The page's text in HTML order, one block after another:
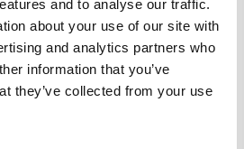
and to analyse our traffic.
about your use of our site with
and analytics partners who
information that you’ve
they’ve collected from your use
NYT SLIK
SKITTLES